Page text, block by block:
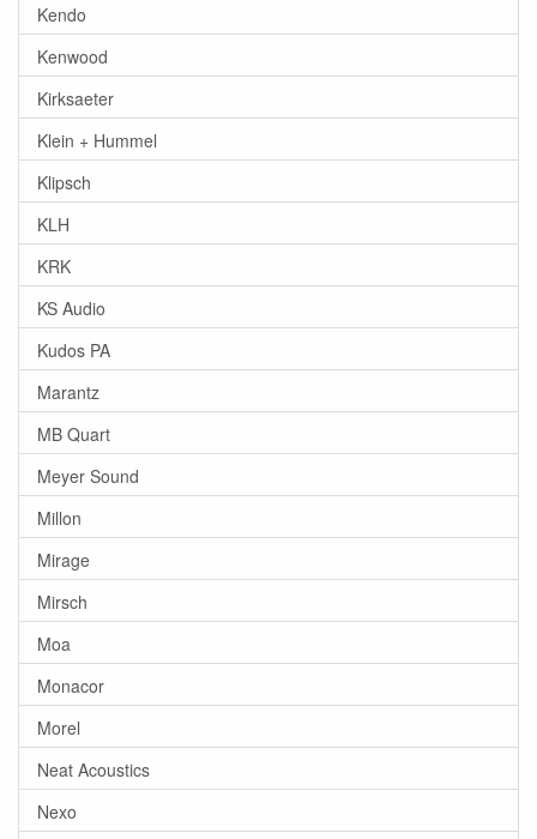
Kendo
Kenwood
Kirksaeter
Klein + Hummel
Klipsch
KLH
KRK
KS Audio
Kudos PA
Marantz
MB Quart
Meyer Sound
Millon
Mirage
Mirsch
Moa
Monacor
Morel
Neat Acoustics
Nexo